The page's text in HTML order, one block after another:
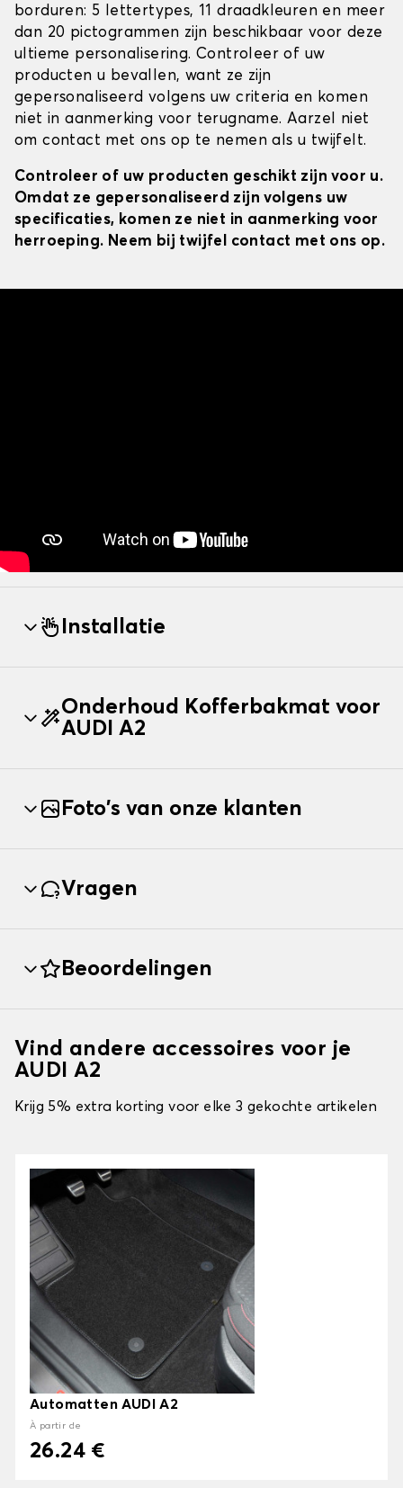
borduren: 5 lettertypes, 11 draadkleuren en meer
dan 20 pictogrammen zijn beschikbaar voor deze
ultieme personalisering. Controleer of uw
producten u bevallen, want ze zijn
gepersonaliseerd volgens uw criteria en komen
niet in aanmerking voor terugname. Aarzel niet
om contact met ons op te nemen als u twijfelt.
Controleer of uw producten geschikt zijn voor u.
Omdat ze gepersonaliseerd zijn volgens uw
specificaties, komen ze niet in aanmerking voor
herroeping. Neem bij twijfel contact met ons op.
Installatie
Onderhoud Kofferbakmat voor
AUDI A2
Foto's van onze klanten
Vragen
Beoordelingen
Vind andere accessoires voor je
AUDI A2
Krijg 5% extra korting voor elke 3 gekochte artikelen
Automatten AUDI A2
À partir de
26.24 €